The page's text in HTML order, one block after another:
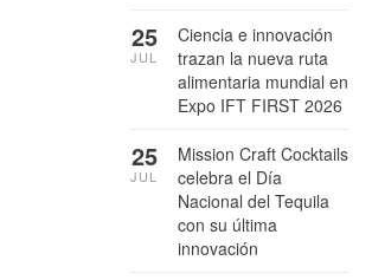
Ciencia e innovación
trazan la nueva ruta
alimentaria mundial en
Expo IFT FIRST 2026
25
JUL
Mission Craft Cocktails
celebra el Día
Nacional del Tequila
con su última
innovación
25
JUL